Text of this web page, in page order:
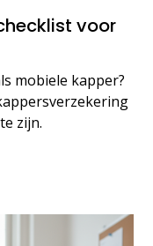
voor
mobiele kapper?
zijn.